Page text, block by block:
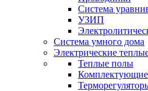
Система
УЗИП
Система умного дома
Электрические
Теплые полы
Комплектующие